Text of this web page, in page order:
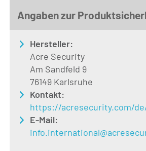
Angaben zur
Hersteller:
Acre Security
Am Sandfeld 9
76149 Karlsruhe
Kontakt:
https://acresecurity.com/
E-Mail: